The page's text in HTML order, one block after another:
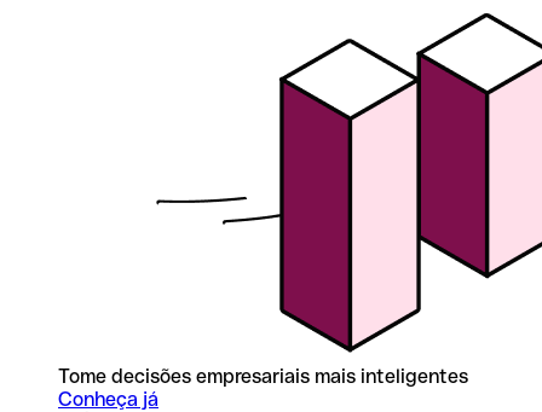
Tome decisões empresariais mais inteligentes
Conheça já